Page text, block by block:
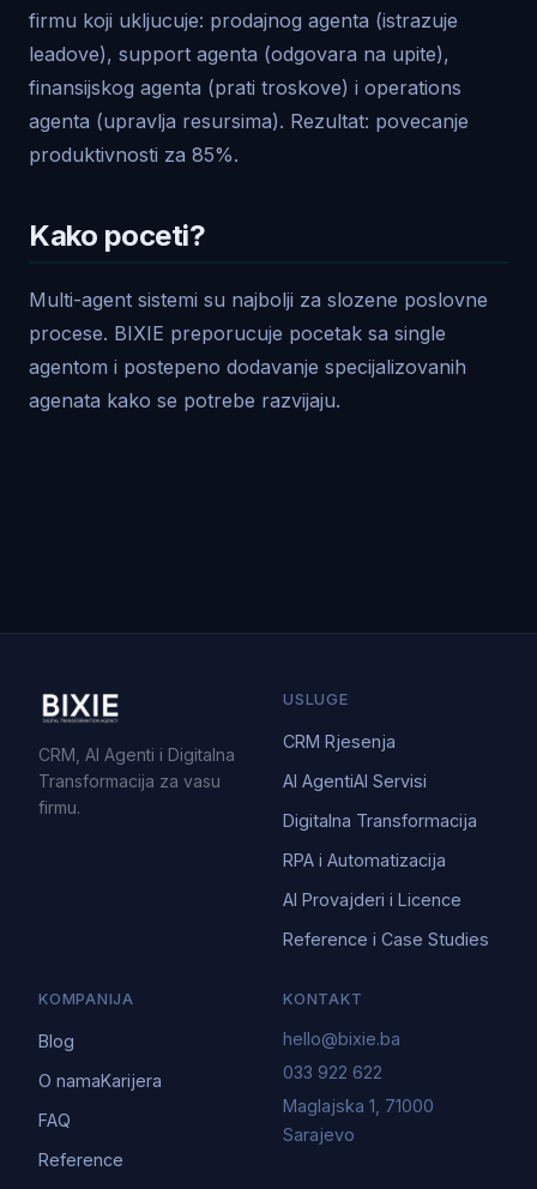
firmu koji ukljucuje: prodajnog agenta (istrazuje
leadove), support agenta (odgovara na upite),
finansijskog agenta (prati troskove) i operations
agenta (upravlja resursima). Rezultat: povecanje
produktivnosti za 85%.
Kako poceti?
Multi-agent sistemi su najbolji za slozene poslovne
procese. BIXIE preporucuje pocetak sa single
agentom i postepeno dodavanje specijalizovanih
agenata kako se potrebe razvijaju.
CRM, AI Agenti i Digitalna
Transformacija za vasu
firmu.
USLUGE
CRM Rjesenja
AI AgentiAI Servisi
Digitalna Transformacija
RPA i Automatizacija
AI Provajderi i Licence
Reference i Case Studies
KOMPANIJA
Blog
O namaKarijera
FAQ
Reference
KONTAKT
hello@bixie.ba
033 922 622
Maglajska 1, 71000
Sarajevo